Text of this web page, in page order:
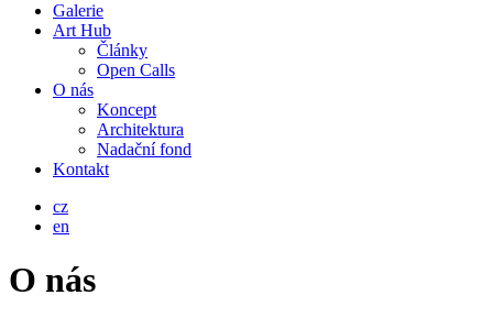
Galerie
Art Hub
Články
Open Calls
O nás
Koncept
Architektura
Nadační fond
Kontakt
cz
en
O nás